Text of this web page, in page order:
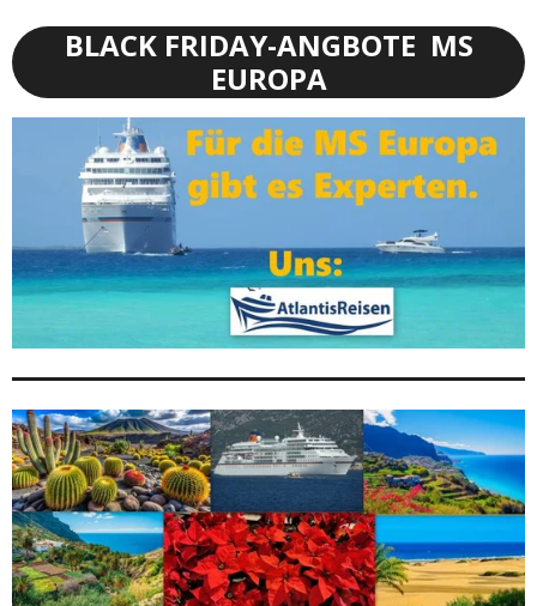
BLACK FRIDAY-ANGBOTE MS
EUROPA